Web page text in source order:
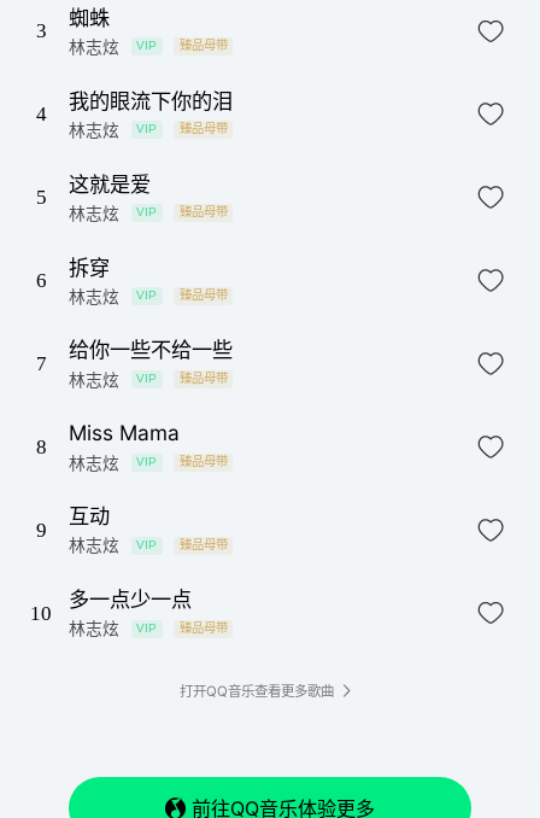
情历练及生活上的累积，在“情”方面有更成熟及深入的见解，而华
娟有感于现代男女都渴望一份真爱，所以有了《蒙娜丽莎的眼
泪》这首情歌的灵感。 另一种主打歌叫《给你一些不给一些》，
的提案，生活中本来就有很多不完美，甚至爱情也不能尽如人
意，是教人笑对生活的得与失、把握现在，以轻松的态度教你坦
然面对生活的起起落落。这首歌在旋律上以轻快为主，志炫运用
中有另一种清新的感受，这种清新风格让大家在轻松之余更能体
会生活的点点滴滴，相信大家听了之后将会有更愉快的生活感
3
蜘蛛
林志炫 VIP 臻品母带
4
我的眼流下你的泪
林志炫 VIP 臻品母带
5
这就是爱
林志炫 VIP 臻品母带
6
拆穿
林志炫 VIP 臻品母带
7
给你一些不给一些
林志炫 VIP 臻品母带
8
Miss Mama
林志炫 VIP 臻品母带
9
互动
林志炫 VIP 臻品母带
10
多一点少一点
林志炫 VIP 臻品母带
打开QQ音乐查看更多歌曲
前往QQ音乐体验更多